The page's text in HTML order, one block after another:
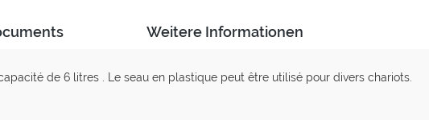
de 6 litres . Le seau en plastique peut être utilisé pour divers chariots.
Weitere Informationen